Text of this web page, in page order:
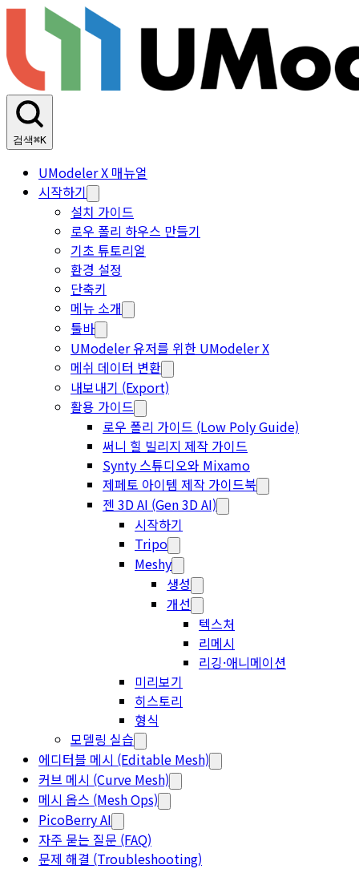
검색⌘K
UModeler X 매뉴얼
시작하기
설치 가이드
로우 폴리 하우스 만들기
기초 튜토리얼
환경 설정
단축키
메뉴 소개
툴바
UModeler 유저를 위한 UModeler X
메쉬 데이터 변환
내보내기 (Export)
활용 가이드
로우 폴리 가이드 (Low Poly Guide)
써니 힐 빌리지 제작 가이드
Synty 스튜디오와 Mixamo
제페토 아이템 제작 가이드북
젠 3D AI (Gen 3D AI)
시작하기
Tripo
Meshy
생성
개선
텍스처
리메시
리깅·애니메이션
미리보기
히스토리
형식
모델링 실습
에디터블 메시 (Editable Mesh)
커브 메시 (Curve Mesh)
메시 옵스 (Mesh Ops)
PicoBerry AI
자주 묻는 질문 (FAQ)
문제 해결 (Troubleshooting)